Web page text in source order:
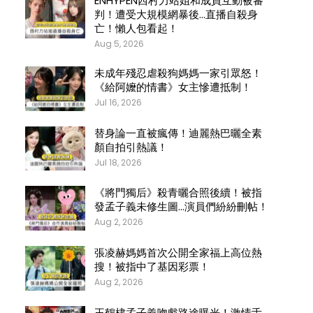
判！遭受大規模網暴後…直播自殺身
亡！懶人包看起！
Aug 5, 2026
未成年殘忍虐殺狗媽媽一家引眾怒！
《給阿嬤的情書》女主慘遭抵制！
Jul 16, 2026
替身論一直被瘋傳！迪麗熱巴曬全素
顏自拍引熱議！
Jul 18, 2026
《將門獨后》殺青曬合照後續！被指
發孟子義未修生圖…演員們紛紛刪帖！
Aug 2, 2026
張凌赫媽媽首次公開全家福上高位熱
搜！被指中了基因彩票！
Aug 2, 2026